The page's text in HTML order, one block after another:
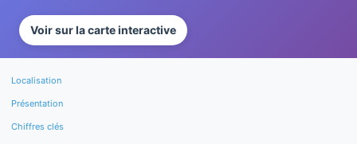
Voir sur la carte interactive
Localisation
Présentation
Chiffres clés